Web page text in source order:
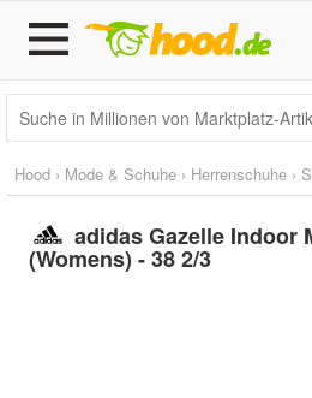
Hood › Mode & Schuhe › Herrenschuhe ›
adidas Gazelle Indoor
(Womens) - 38 2/3